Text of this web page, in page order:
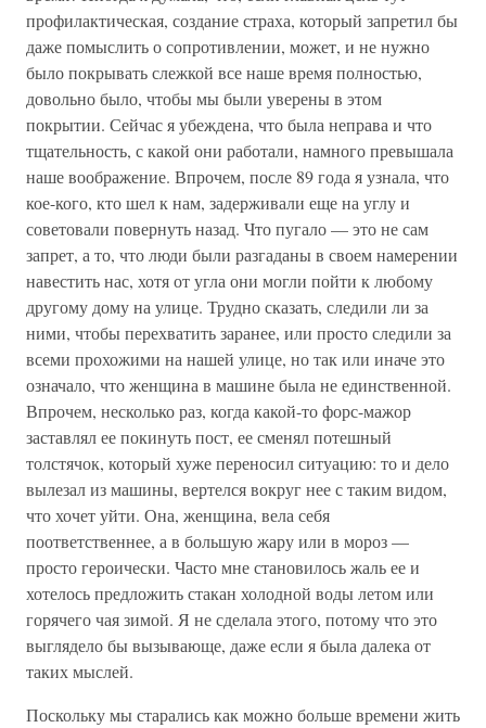
профилактическая, создание страха, который запретил бы
даже помыслить о сопротивлении, может, и не нужно
было покрывать слежкой все наше время полностью,
довольно было, чтобы мы были уверены в этом
покрытии. Сейчас я убеждена, что была неправа и что
тщательность, с какой они работали, намного превышала
наше воображение. Впрочем, после 89 года я узнала, что
кое-кого, кто шел к нам, задерживали еще на углу и
советовали повернуть назад. Что пугало — это не сам
запрет, а то, что люди были разгаданы в своем намерении
навестить нас, хотя от угла они могли пойти к любому
другому дому на улице. Трудно сказать, следили ли за
ними, чтобы перехватить заранее, или просто следили за
всеми прохожими на нашей улице, но так или иначе это
означало, что женщина в машине была не единственной.
Впрочем, несколько раз, когда какой-то форс-мажор
заставлял ее покинуть пост, ее сменял потешный
толстячок, который хуже переносил ситуацию: то и дело
вылезал из машины, вертелся вокруг нее с таким видом,
что хочет уйти. Она, женщина, вела себя
поответственнее, а в большую жару или в мороз —
просто героически. Часто мне становилось жаль ее и
хотелось предложить стакан холодной воды летом или
горячего чая зимой. Я не сделала этого, потому что это
выглядело бы вызывающе, даже если я была далека от
таких мыслей.
Поскольку мы старались как можно больше времени жить